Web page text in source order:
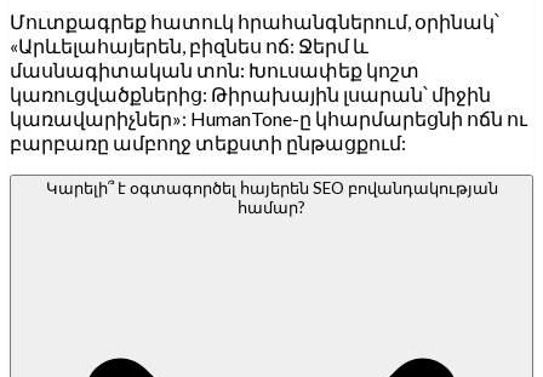
Մուտքագրեք հատուկ հրահանգներում, օրինակ՝
«Արևելահայերեն, բիզնես ոճ: Ջերմ և
մասնագիտական տոն: Խուսափեք կոշտ
կառուցվածքներից: Թիրախային լսարան՝ միջին
կառավարիչներ»: HumanTone-ը կհարմարեցնի ոճն ու
բարբառը ամբողջ տեքստի ընթացքում:
Կարելի՞ է օգտագործել հայերեն SEO բովանդակության
համար?